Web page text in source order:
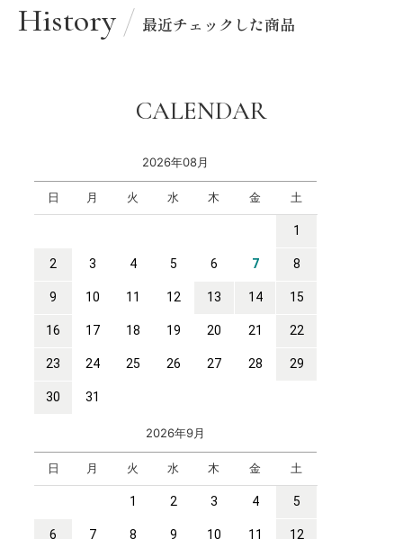
History 最近チェックした商品
CALENDAR